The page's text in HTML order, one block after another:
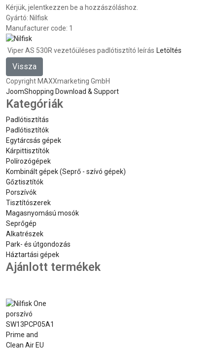
Kérjük, jelentkezzen be a hozzászóláshoz.
Gyártó: Nilfisk
Manufacturer code: 1
Viper AS 530R vezetőüléses padlótisztító leírás Letöltés
Copyright MAXXmarketing GmbH
JoomShopping Download & Support
Kategóriák
Padlótisztítás
Padlótisztítók
Egytárcsás gépek
Kárpittisztítók
Polírozógépek
Kombinált gépek (Seprő - szívó gépek)
Gőztisztítók
Porszívók
Tisztítószerek
Magasnyomású mosók
Seprőgép
Alkatrészek
Park- és útgondozás
Háztartási gépek
Ajánlott termékek